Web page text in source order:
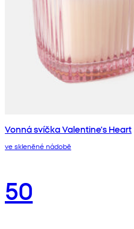
Vonná svíčka Valentine's Heart
ve skleněné nádobě
50